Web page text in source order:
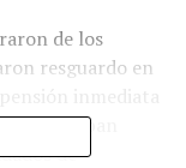
de los
resguardo en
encontraban
de